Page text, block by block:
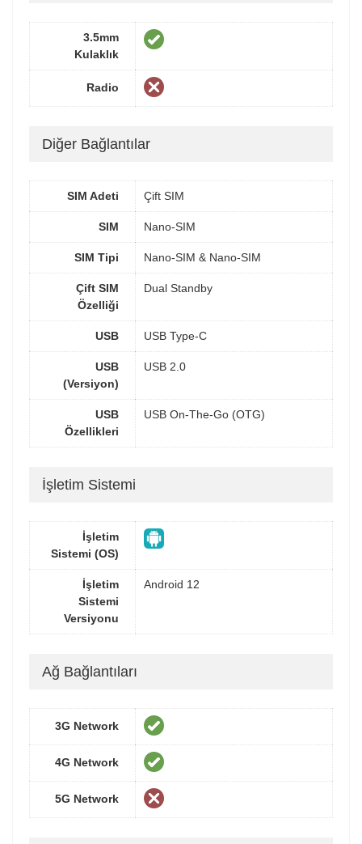
3.5mm
Kulaklık
Radio
Diğer Bağlantılar
SIM Adeti Çift SIM
SIM Nano-SIM
SIM Tipi Nano-SIM & Nano-SIM
Çift SIM
Özelliği
Dual Standby
USB USB Type-C
USB
(Versiyon)
USB 2.0
USB
Özellikleri
USB On-The-Go (OTG)
İşletim Sistemi
İşletim
Sistemi (OS)
İşletim
Sistemi
Versiyonu
Android 12
Ağ Bağlantıları
3G Network
4G Network
5G Network